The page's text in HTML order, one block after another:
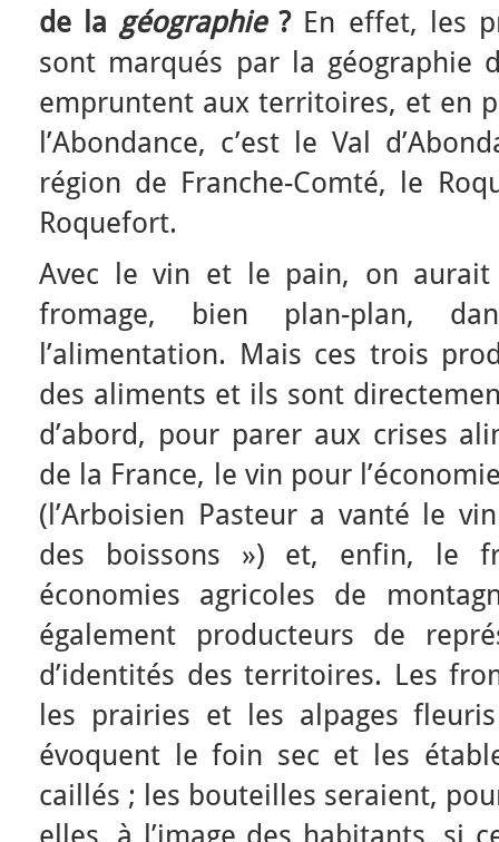
de la géographie?En effet, les
sont marqués par la géographie
empruntent aux territoires, et en
l’Abondance, c’est le Val
région de Franche-Comté, le
Roquefort.
Avec le vin et le pain, on
fromage, bien plan-plan,
l’alimentation. Mais ces trois
des aliments et ils sont
d’abord, pour parer aux crises
de la France, le vin pour
(l’Arboisien Pasteur a vanté le
des boissons ») et, enfin, le
économies agricoles de
également producteurs de
d’identités des territoires. Les
les prairies et les alpages
évoquent le foin sec et les
caillés ; les bouteilles seraient,
elles, à l’image des habitants, si